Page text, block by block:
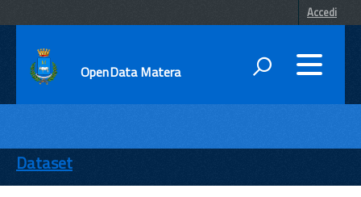
Accedi
OpenData Matera
ENTI
TEMI
Dataset